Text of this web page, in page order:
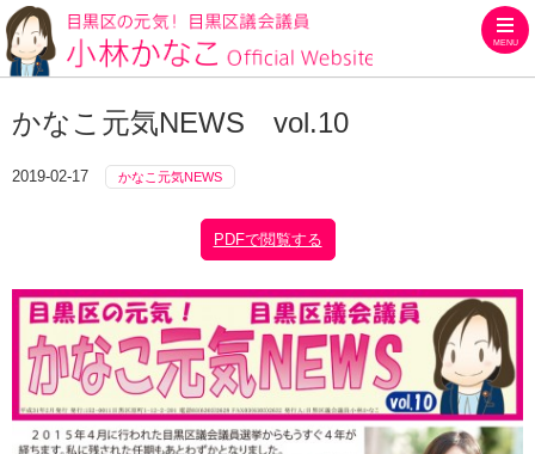
MENU
かなこ元気NEWS vol.10
2019-02-17 かなこ元気NEWS
PDFで閲覧する